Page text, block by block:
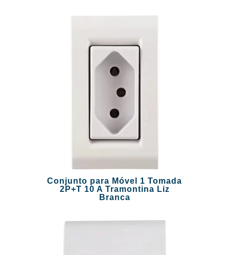
Conjunto para Móvel 1 Tomada
2P+T 10 A Tramontina Liz
Branca